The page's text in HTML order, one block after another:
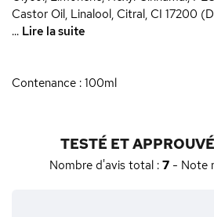
Castor Oil, Linalool, Citral, CI 17200
... Lire la suite
Contenance : 100ml
TESTÉ ET
Nombre d'avis total : 7 - Note